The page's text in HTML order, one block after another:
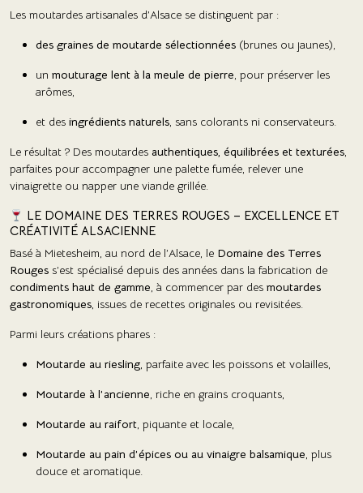
Les moutardes artisanales d’Alsace se distinguent par :
des graines de moutarde sélectionnées (brunes ou jaunes),
un mouturage lent à la meule de pierre, pour préserver les
arômes,
et des ingrédients naturels, sans colorants ni conservateurs.
Le résultat ? Des moutardes authentiques, équilibrées et texturées,
parfaites pour accompagner une palette fumée, relever une
vinaigrette ou napper une viande grillée.
LE DOMAINE DES TERRES ROUGES – EXCELLENCE ET
CRÉATIVITÉ ALSACIENNE
Basé à Mietesheim, au nord de l’Alsace, le Domaine des Terres
Rouges s’est spécialisé depuis des années dans la fabrication de
condiments haut de gamme, à commencer par des moutardes
gastronomiques, issues de recettes originales ou revisitées.
Parmi leurs créations phares :
Moutarde au riesling, parfaite avec les poissons et volailles,
Moutarde à l’ancienne, riche en grains croquants,
Moutarde au raifort, piquante et locale,
Moutarde au pain d’épices ou au vinaigre balsamique, plus
douce et aromatique.